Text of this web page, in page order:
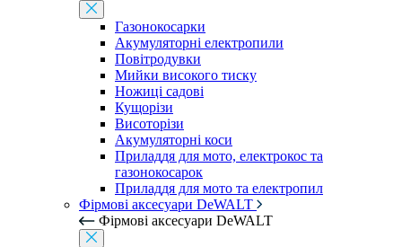
Газонокосарки
Акумуляторні електропили
Повітродувки
Мийки високого тиску
Ножиці садові
Кущорізи
Висоторізи
Акумуляторні коси
Приладдя для мото, електрокос та
газонокосарок
Приладдя для мото та електропил
Фірмові аксесуари DeWALT
Фірмові аксесуари DeWALT